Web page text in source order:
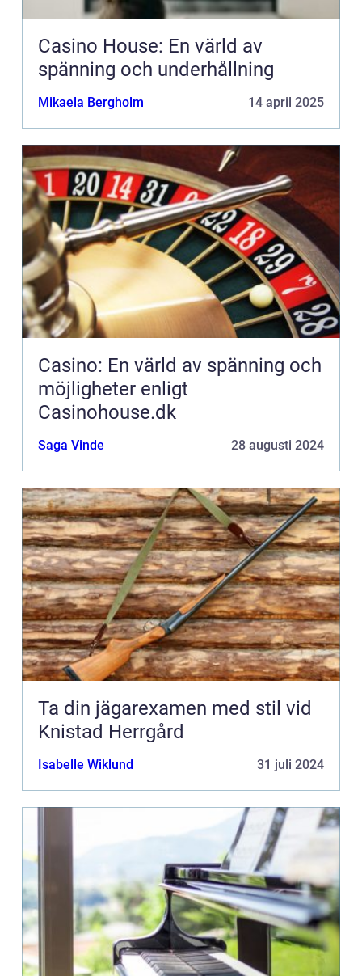
Casino House: En värld av
spänning och underhållning
Mikaela Bergholm 14 april 2025
Casino: En värld av spänning och
möjligheter enligt
Casinohouse.dk
Saga Vinde 28 augusti 2024
Ta din jägarexamen med stil vid
Knistad Herrgård
Isabelle Wiklund 31 juli 2024